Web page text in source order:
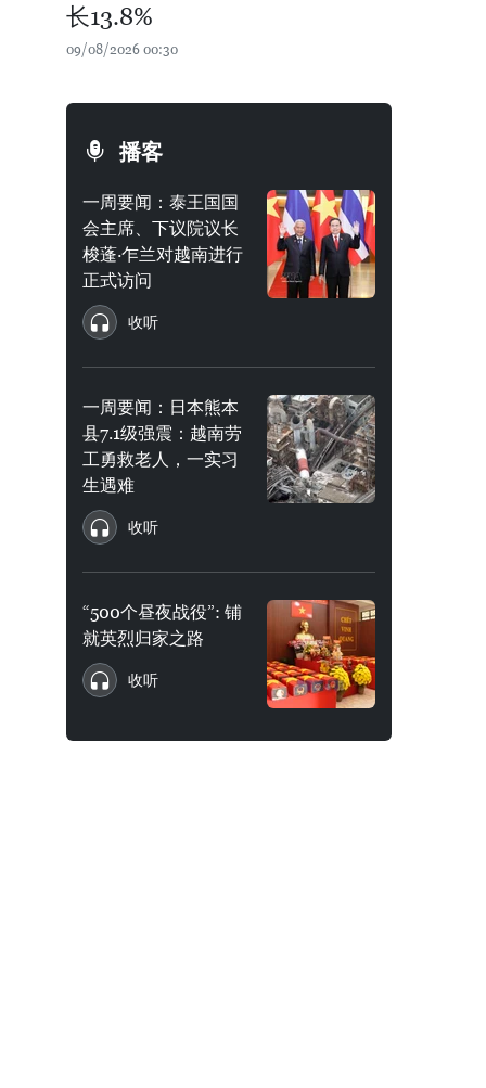
长13.8%
09/08/2026 00:30
播客
一周要闻：泰王国国
会主席、下议院议长
梭蓬·乍兰对越南进行
正式访问
收听
一周要闻：日本熊本
县7.1级强震：越南劳
工勇救老人，一实习
生遇难
收听
“500个昼夜战役”: 铺
就英烈归家之路
收听